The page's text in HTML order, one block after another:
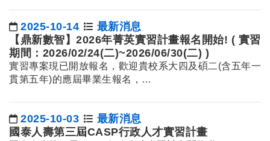
日期：
2025-10-14
最新消息
【鼎新數智】2026年菁英實習計畫報名開始! ( 實習
期間：2026/02/24(二)~2026/06/30(二) )
實習專案現已開放報名，歡迎貴校系大四及碩二(含五年一
貫第五年)的應屆畢業生報名，…
日期：
2025-10-03
最新消息
國泰人壽第三屆CASP行政人才實習計畫